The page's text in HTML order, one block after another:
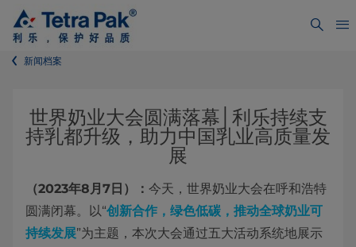
新闻档案
世界奶业大会圆满落幕│利乐持续支
持乳都升级，助力中国乳业高质量发
展
（2023年8月7日）： 今天，世界奶业大会在呼和浩特
圆满闭幕。以“创新合作，绿色低碳，推动全球奶业可
持续发展”为主题，本次大会通过五大活动系统地展示